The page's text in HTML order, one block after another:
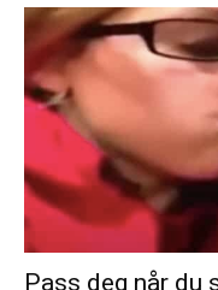
Pass deg når du